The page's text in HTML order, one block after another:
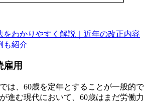
をわかりやすく解説｜近年の改正内容
も紹介
雇用
は、60歳を定年とすることが一般的で
進む現代において、60歳はまだ労働力